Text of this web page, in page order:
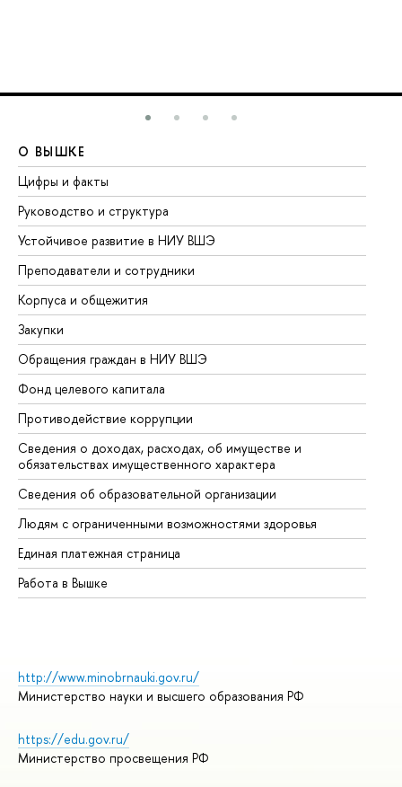
О ВЫШКЕ
Цифры и факты
Руководство и структура
Устойчивое развитие в НИУ ВШЭ
Преподаватели и сотрудники
Корпуса и общежития
Закупки
Обращения граждан в НИУ ВШЭ
Фонд целевого капитала
Противодействие коррупции
Сведения о доходах, расходах, об имуществе и
обязательствах имущественного характера
Сведения об образовательной организации
Людям с ограниченными возможностями здоровья
Единая платежная страница
Работа в Вышке
http://www.minobrnauki.gov.ru/
Министерство науки и высшего образования РФ
https://edu.gov.ru/
Министерство просвещения РФ